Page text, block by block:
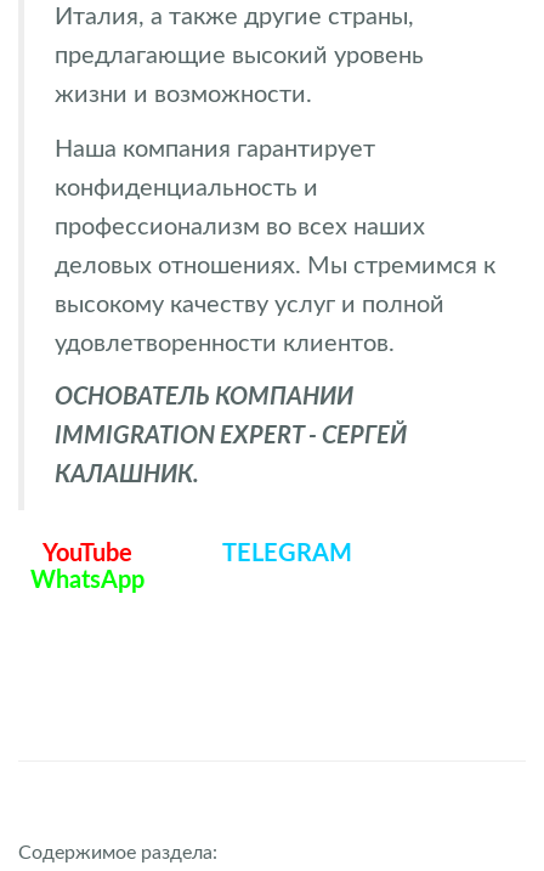
Италия, а также другие страны,
предлагающие высокий уровень
жизни и возможности.
Наша компания гарантирует
конфиденциальность и
профессионализм во всех наших
деловых отношениях. Мы стремимся к
высокому качеству услуг и полной
удовлетворенности клиентов.
ОСНОВАТЕЛЬ КОМПАНИИ
IMMIGRATION EXPERT - СЕРГЕЙ
КАЛАШНИК.
YouTube
TELEGRAM
WhatsApp
Содержимое раздела: